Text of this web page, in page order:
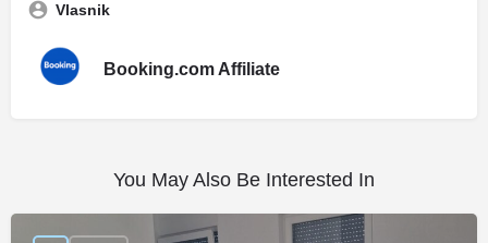
Vlasnik
Booking.com Affiliate
You May Also Be Interested In